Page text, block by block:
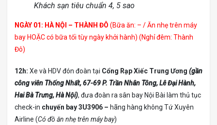
Khách sạn tiêu chuẩn 4, 5 sao
NGÀY 01: HÀ NỘI – THÀNH ĐÔ (Bữa ăn: – / Ăn nhẹ trên máy
bay HOẶC có bữa tối tùy ngày khởi hành) (Nghỉ đêm: Thành
Đô)
12h: Xe và HDV đón đoàn tại Cổng Rạp Xiếc Trung Ương (gần
công viên Thống Nhất, 67-69 P. Trần Nhân Tông, Lê Đại Hành,
Hai Bà Trưng, Hà Nội), đưa đoàn ra sân bay Nội Bài làm thủ tục
check-in chuyến bay 3U3906 – hãng hàng không Tứ Xuyên
Airline (Có đồ ăn nhẹ trên máy bay)